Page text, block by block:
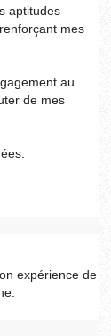
aptitudes
mes
au
de mes
expérience de